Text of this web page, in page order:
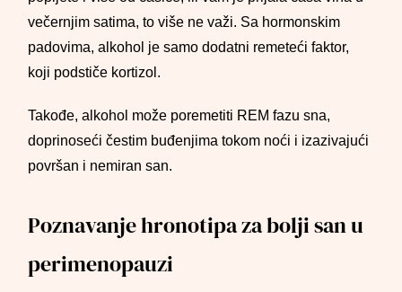
večernjim satima, to više ne važi. Sa hormonskim
padovima, alkohol je samo dodatni remeteći faktor,
koji podstiče kortizol.
Takođe, alkohol može poremetiti REM fazu sna,
doprinoseći čestim buđenjima tokom noći i izazivajući
površan i nemiran san.
Poznavanje hronotipa za bolji san u
perimenopauzi